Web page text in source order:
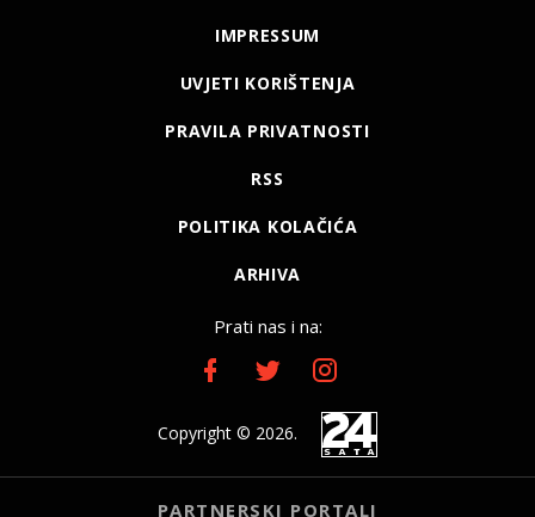
IMPRESSUM
UVJETI KORIŠTENJA
PRAVILA PRIVATNOSTI
RSS
POLITIKA KOLAČIĆA
ARHIVA
Prati nas i na:
Copyright © 2026.
PARTNERSKI PORTALI